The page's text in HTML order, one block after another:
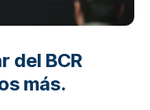
del BCR
más.